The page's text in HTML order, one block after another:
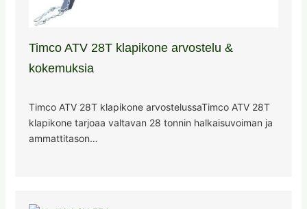
Timco ATV 28T klapikone arvostelu &
kokemuksia
Timco ATV 28T klapikone arvostelussaTimco ATV 28T
klapikone tarjoaa valtavan 28 tonnin halkaisuvoiman ja
ammattitason…